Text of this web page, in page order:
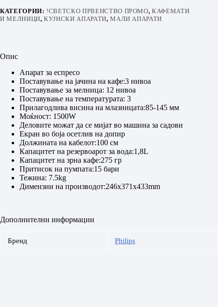
КАТЕГОРИИ: !СВЕТСКО ПРВЕНСТВО ПРОМО,КАФЕМАТИ
И МЕЛНИЦИ,КУЈНСКИ АПАРАТИ,МАЛИ АПАРАТИ
Опис
Апарат за еспресо
Поставување на јачина на кафе:3 нивоа
Поставување за мелница: 12 нивоа
Поставување на температурата: 3
Прилагодлива висина на млазницата:85-145 мм
Моќност: 1500W
Деловите можат да се мијат во машина за садови
Екран во боја осетлив на допир
Должината на кабелот:100 см
Капацитет на резервоарот за вода:1,8L
Капацитет на зрна кафе:275 гр
Притисок на пумпата:15 бари
Тежина: 7.5kg
Димензии на производот:246x371x433mm
Дополнителни информации
Бренд Philips